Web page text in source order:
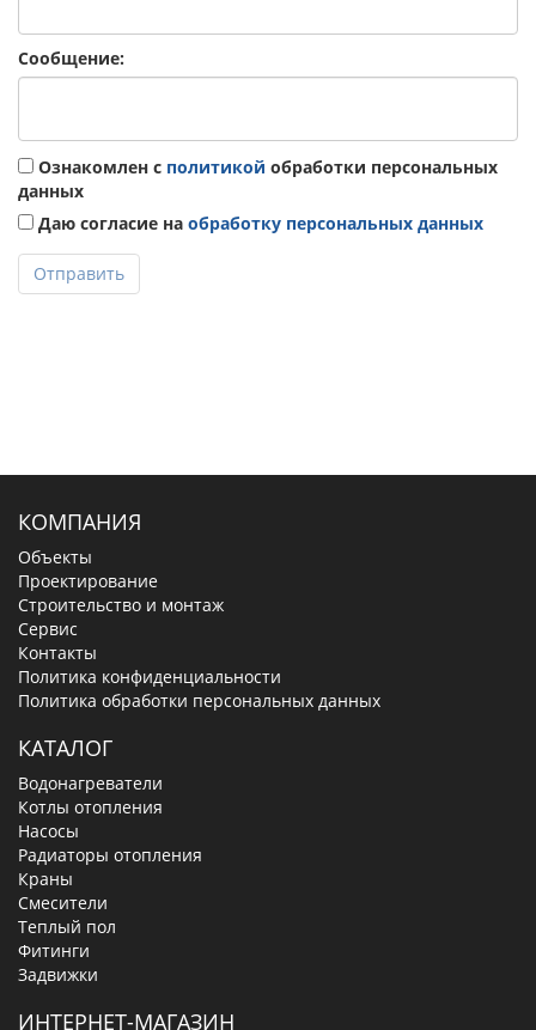
Сообщение:
Ознакомлен с политикой обработки персональных
данных
Даю согласие на обработку персональных данных
Отправить
КОМПАНИЯ
Объекты
Проектирование
Строительство и монтаж
Сервис
Контакты
Политика конфиденциальности
Политика обработки персональных данных
КАТАЛОГ
Водонагреватели
Котлы отопления
Насосы
Радиаторы отопления
Краны
Смесители
Теплый пол
Фитинги
Задвижки
ИНТЕРНЕТ-МАГАЗИН